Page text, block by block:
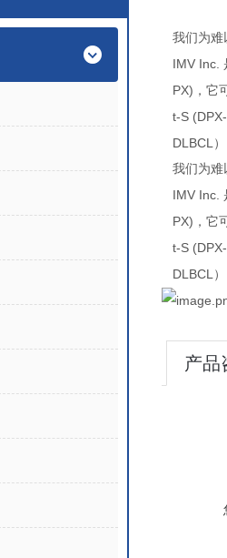
我们为难
IMV Inc.
PX) ，它
t-S
DLBCL
我们为难
IMV Inc.
PX) ，它
t-S
DLBCL
产品